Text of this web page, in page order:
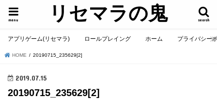
リセマラの鬼 search
menu
アプリゲーム(リセマラ) ロールプレイング ホーム プライバシー
HOME 20190715_235629[2]
2019.07.15
20190715_235629[2]